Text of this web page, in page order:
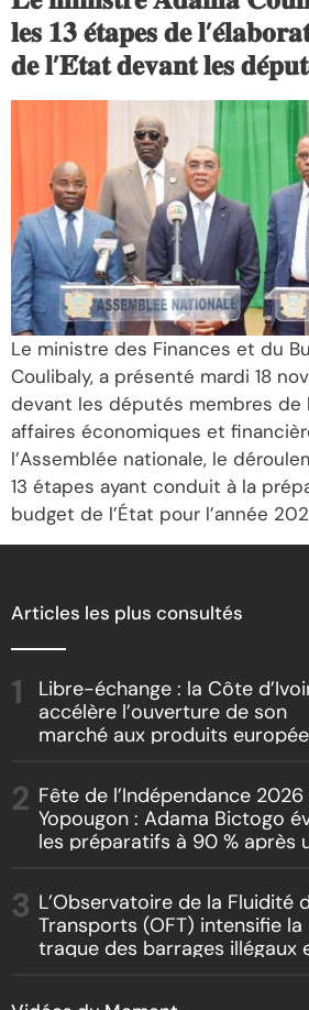
𝐥𝐞𝐬 𝟏𝟑 𝐞́𝐭𝐚𝐩𝐞𝐬 𝐝𝐞
𝐝𝐞 𝐥’𝐄́𝐭𝐚𝐭 𝐝𝐞𝐯𝐚𝐧𝐭 𝐥𝐞𝐬
Le ministre des Finances et du
Coulibaly, a présenté mardi 18
devant les députés membres de
affaires économiques et
l’Assemblée nationale, le
13 étapes ayant conduit à la
budget de l’État pour l’année
Articles les plus consultés
Libre-échange : la Côte
accélère l’ouverture de son
marché aux produits
Fête de l’Indépendance 2026
Yopougon : Adama Bictogo
les préparatifs à 90 % après
L’Observatoire de la Fluidité
Transports (OFT) intensifie la
traque des barrages illégaux